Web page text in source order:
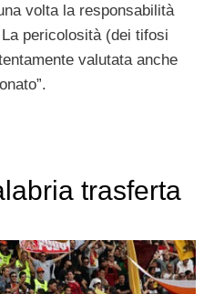
volta la responsabilità
pericolosità (dei tifosi
valutata anche
trasferta